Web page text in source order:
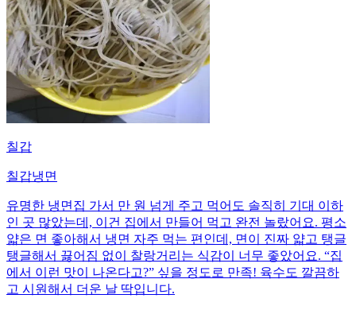
칠갑
칠갑냉면
유명한 냉면집 가서 만 원 넘게 주고 먹어도 솔직히 기대 이하
인 곳 많았는데, 이건 집에서 만들어 먹고 완전 놀랐어요. 평소
얇은 면 좋아해서 냉면 자주 먹는 편인데, 면이 진짜 얇고 탱글
탱글해서 끓어짐 없이 찰랑거리는 식감이 너무 좋았어요. “집
에서 이런 맛이 나온다고?” 싶을 정도로 만족! 육수도 깔끔하
고 시원해서 더운 날 딱입니다.